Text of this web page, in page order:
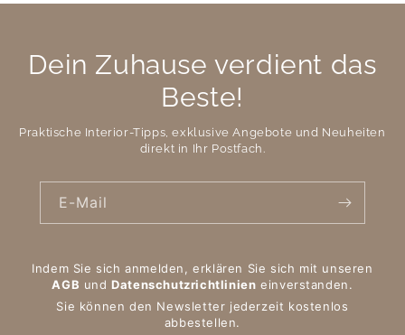
Dein Zuhause verdient das
Beste!
Praktische Interior-Tipps, exklusive Angebote und Neuheiten
direkt in Ihr Postfach.
E-Mail
Indem Sie sich anmelden, erklären Sie sich mit unseren
AGB undDatenschutzrichtlinien einverstanden.
Sie können den Newsletter jederzeit kostenlos
abbestellen.